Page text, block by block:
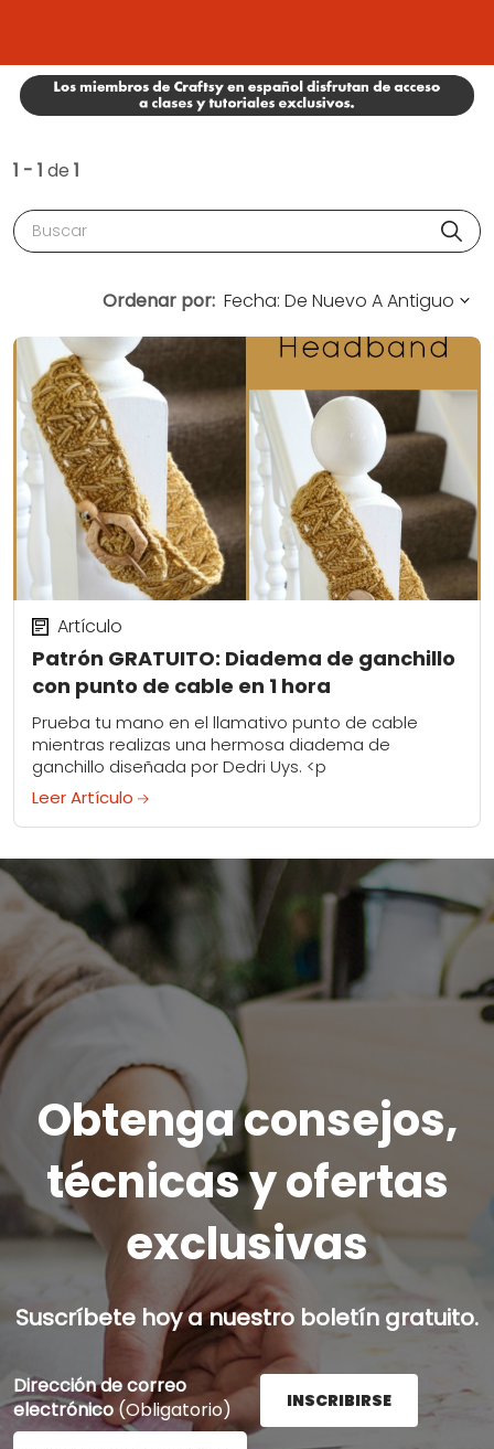
1 - 1 de 1
Buscar
Ordenar por:
Patrón GRATUITO: Diadema de ganchillo
con punto de cable en 1 hora
Artículo
Prueba tu mano en el llamativo punto de cable
mientras realizas una hermosa diadema de
ganchillo diseñada por Dedri Uys. <p
Leer Artículo
Obtenga consejos,
técnicas y ofertas
exclusivas
Suscríbete hoy a nuestro boletín gratuito.
Dirección de correo
electrónico (Obligatorio)
Ingrese su dirección de correo electrónico aquí y
INSCRIBIRSE